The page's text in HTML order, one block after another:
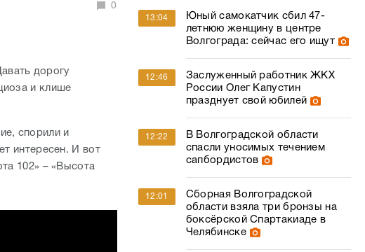
0
дорогу
и клише
спорили и
интересен. И вот
102» – «Высота
13:04
Юный самокатчик сбил 47-
летнюю женщину в центре
Волгограда: сейчас его ищут
12:46
Заслуженный работник ЖКХ
России Олег Капустин
празднует свой юбилей
12:22
В Волгоградской области
спасли уносимых течением
сапбордистов
12:01
Сборная Волгоградской
области взяла три бронзы на
боксёрской Спартакиаде в
Челябинске